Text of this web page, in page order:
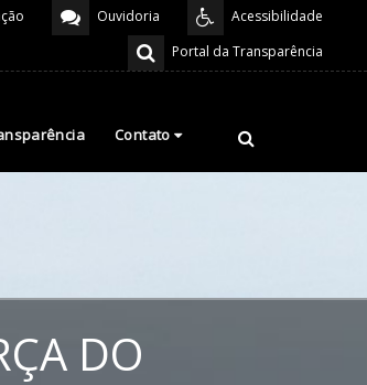
Acessibilidade
Ouvidoria
Portal da Transparência
Contato
DO